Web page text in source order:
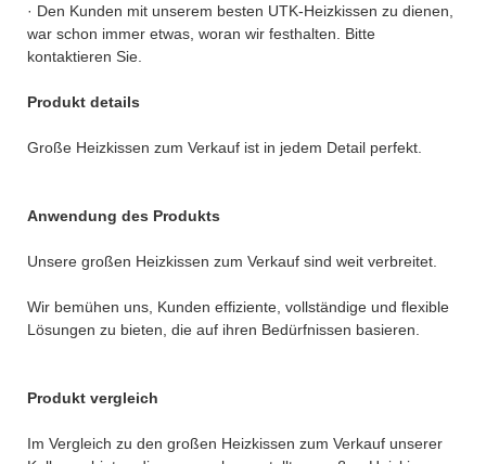
· Den Kunden mit unserem besten UTK-Heizkissen zu dienen,
war schon immer etwas, woran wir festhalten. Bitte
kontaktieren Sie.
Produkt details
Große Heizkissen zum Verkauf ist in jedem Detail perfekt.
Anwendung des Produkts
Unsere großen Heizkissen zum Verkauf sind weit verbreitet.
Wir bemühen uns, Kunden effiziente, vollständige und flexible
Lösungen zu bieten, die auf ihren Bedürfnissen basieren.
Produkt vergleich
Im Vergleich zu den großen Heizkissen zum Verkauf unserer